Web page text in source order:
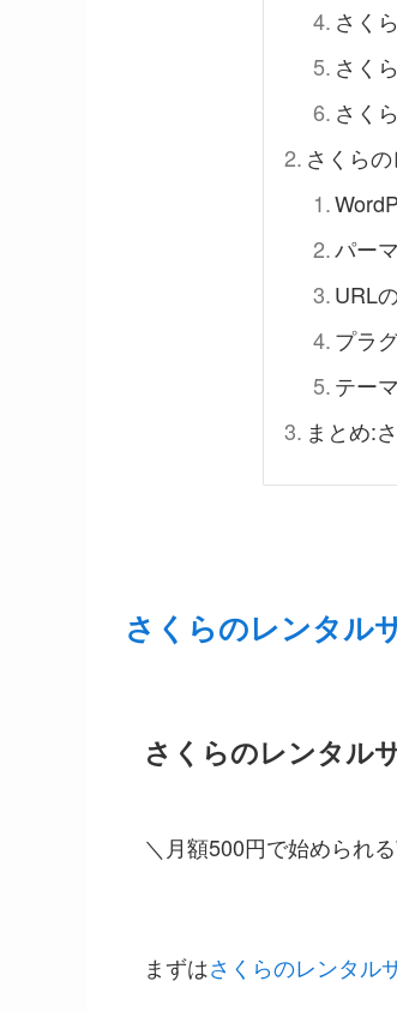
さく
さく
さく
さくら
パー
URL
プラ
テー
まとめ:
さくらのレンタル
さくらのレンタル
＼月額500円で始められ
まずはさくらのレンタル